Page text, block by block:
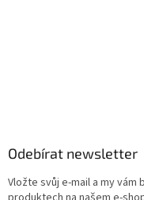
Odebírat newsletter
Vložte svůj e-mail a my